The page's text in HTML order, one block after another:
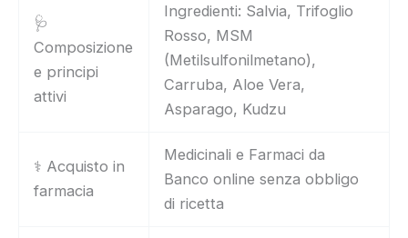
🩺
Composizione
e principi
attivi
Ingredienti: Salvia, Trifoglio
Rosso, MSM
(Metilsulfonilmetano),
Carruba, Aloe Vera,
Asparago, Kudzu
⚕️ Acquisto in
farmacia
Medicinali e Farmaci da
Banco online senza obbligo
di ricetta